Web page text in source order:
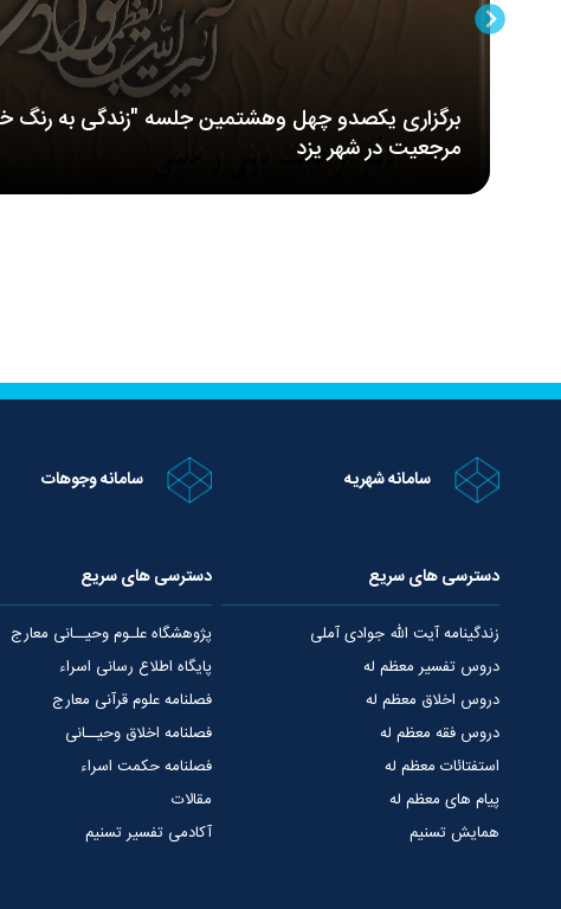
برگزاری یکصدو چهل وهشتمین جلسه "زندگی به رنگ
مرجعیت در شهر یزد
سامانه شهریه سامانه وجوهات
دسترسی های سریع
زندگینامه آیت الله جوادی آملی
دروس تفسیر معظم له
دروس اخلاق معظم له
دروس فقه معظم له
استفتائات معظم له
پیام های معظم له
همایش تسنیم
دسترسی های سریع
پژوهشگاه علـوم وحیــانی معارج
پایگاه اطلاع رسانی اسراء
فصلنامه علوم قرآنی معارج
فصلنامه اخلاق وحیــانی
فصلنامه حکمت اسراء
مقالات
آکادمی تفسیر تسنیم